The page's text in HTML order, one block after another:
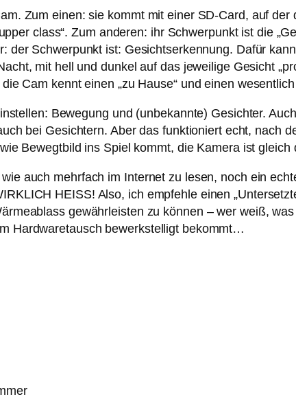
Zum einen: sie kommt mit einer SD-Card, auf
class“. Zum anderen: ihr Schwerpunkt ist die
der Schwerpunkt ist: Gesichtserkennung. Dafür
mit hell und dunkel auf das jeweilige Gesicht
Cam kennt einen „zu Hause“ und einen
Bewegung und (unbekannte) Gesichter.
bei Gesichtern. Aber das funktioniert echt, nach
Bewegtbild ins Spiel kommt, die Kamera ist
auch mehrfach im Internet zu lesen, noch ein
HEISS! Also, ich empfehle einen
gewährleisten zu können – wer weiß,
Hardwaretausch bewerkstelligt bekommt…